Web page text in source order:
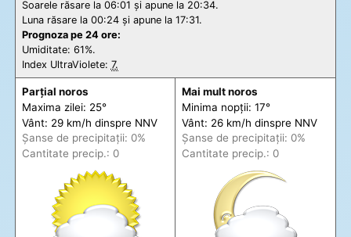
Soarele răsare la 06:01 și apune la 20:34.
Luna răsare la 00:24 și apune la 17:31.
Prognoza pe 24 ore:
Umiditate: 61%.
Index UltraViolete: 7.
Parțial noros
Maxima zilei: 25°
Vânt: 29 km/h dinspre NNV
Șanse de precipitații: 0%
Cantitate precip.: 0
Mai mult noros
Minima nopții: 17°
Vânt: 26 km/h dinspre NNV
Șanse de precipitații: 0%
Cantitate precip.: 0